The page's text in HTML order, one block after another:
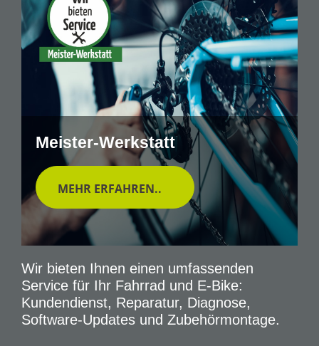
Meister-Werkstatt
MEHR ERFAHREN..
Wir bieten Ihnen einen umfassenden
Service für Ihr Fahrrad und E-Bike:
Kundendienst, Reparatur, Diagnose,
Software-Updates und Zubehörmontage.